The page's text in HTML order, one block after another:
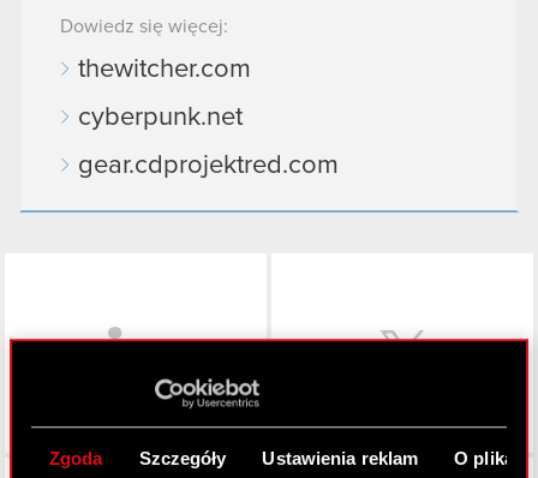
Zgoda Szczegóły Ustawienia reklam O
Dowiedz się więcej:
thewitcher.com
cyberpunk.net
gear.cdprojektred.com